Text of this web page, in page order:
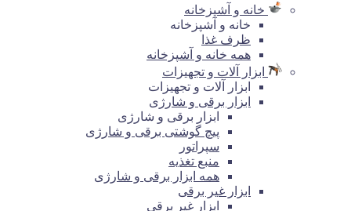
خانه و آشپزخانه
خانه و آشپزخانه
ظرف غذا
همه خانه و آشپزخانه
ابزار آلات و تجهیزات
ابزار آلات و تجهیزات
ابزار برقی و شارژی
ابزار برقی و شارژی
پیچ گوشتی برقی و شارژی
سپراتور
منبع تغذیه
همه ابزار برقی و شارژی
ابزار غیر برقی
ابزار غیر برقی